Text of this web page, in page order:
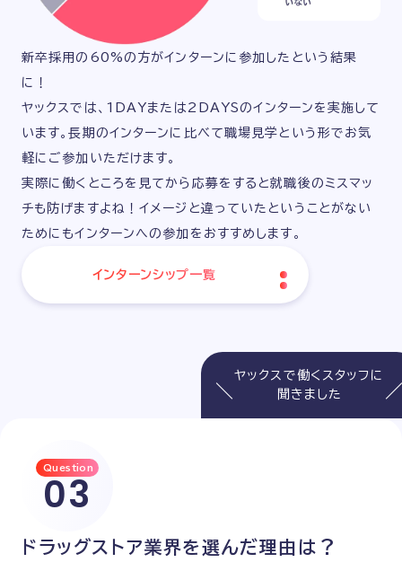
新卒採用の60%の方がインターンに参加したという結果
に！
ヤックスでは、1DAYまたは2DAYSのインターンを実施して
います。長期のインターンに比べて職場見学という形でお気
軽にご参加いただけます。
実際に働くところを見てから応募をすると就職後のミスマッ
チも防げますよね！イメージと違っていたということがない
ためにもインターンへの参加をおすすめします。
インターンシップ一覧
ヤックスで働くスタッフに
聞きました
Question
03
ドラッグストア業界を選んだ理由は？